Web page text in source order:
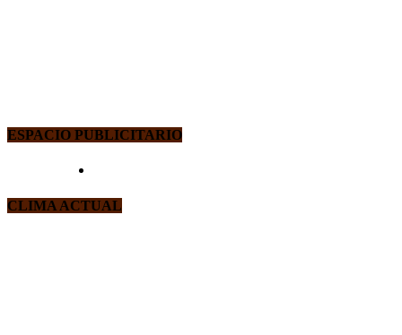
ESPACIO PUBLICITARIO
CLIMA ACTUAL